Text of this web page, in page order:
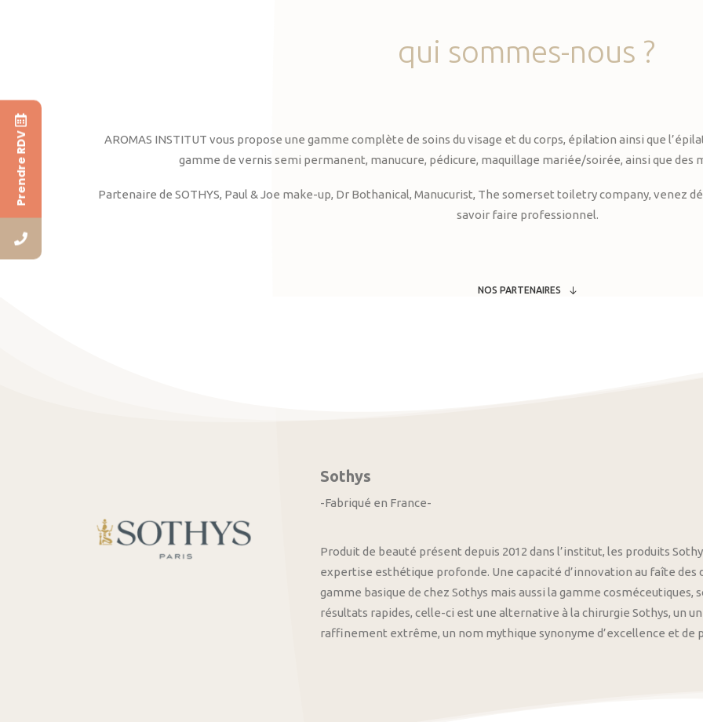
qui sommes-nous ?
AROMAS INSTITUT vous propose une gamme complète de soins du visage et du corps, épilation ainsi que
gamme de vernis semi permanent, manucure, pédicure, maquillage mariée/soirée, ainsi que des
Partenaire de SOTHYS, Paul & Joe make-up, Dr Bothanical, Manucurist, The somerset toiletry company, venez
savoir faire professionnel.
NOS PARTENAIRES
Sothys
-Fabriqué en France-
Produit de beauté présent depuis 2012 dans l’institut, les produits
expertise esthétique profonde. Une capacité d’innovation au faîte
gamme basique de chez Sothys mais aussi la gamme
résultats rapides, celle-ci est une alternative à la chirurgie Sothys, un
raffinement extrême, un nom mythique synonyme d’excellence et de
Prendre RDV